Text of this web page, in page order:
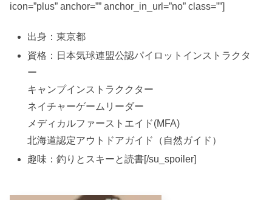
icon=”plus” anchor=”” anchor_in_url=”no” class=””]
出身：東京都
資格：日本気球連盟公認パイロットインストラクタ
ー
キャンプインストラククター
ネイチャーゲームリーダー
メディカルファーストエイド(MFA)
北海道認定アウトドアガイド（自然ガイド）
趣味：釣りとスキーと読書[/su_spoiler]